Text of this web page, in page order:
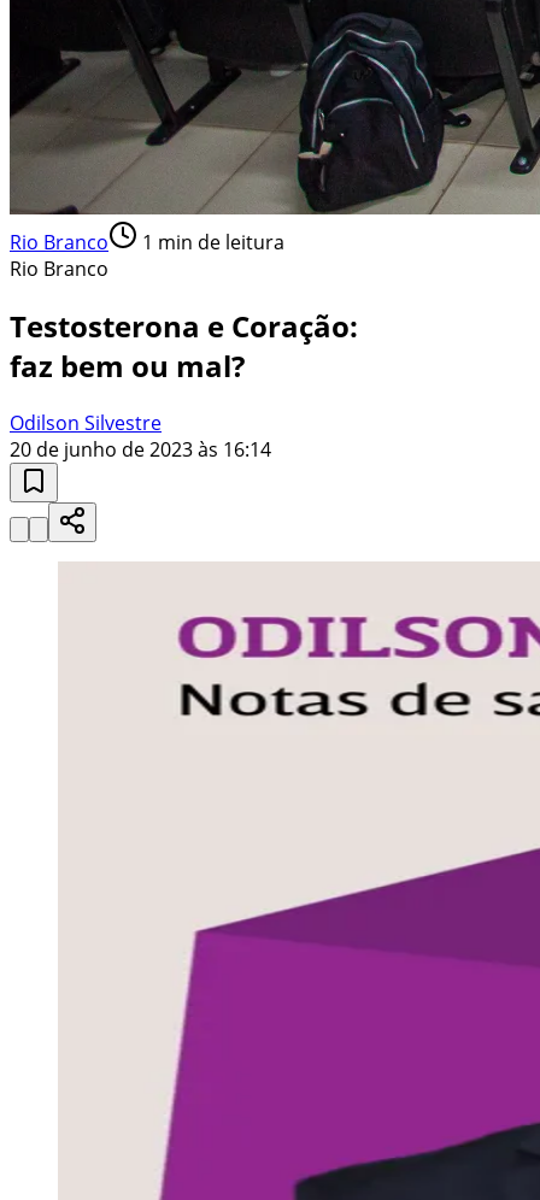
Rio Branco 1 min de leitura
Rio Branco
Testosterona e Coração:
faz bem ou mal?
Odilson Silvestre
20 de junho de 2023 às 16:14